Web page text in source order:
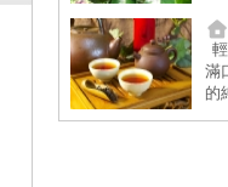
滿
的